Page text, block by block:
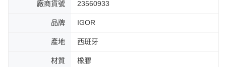
廠商貨號 23560933
品牌 IGOR
產地 西班牙
材質 橡膠